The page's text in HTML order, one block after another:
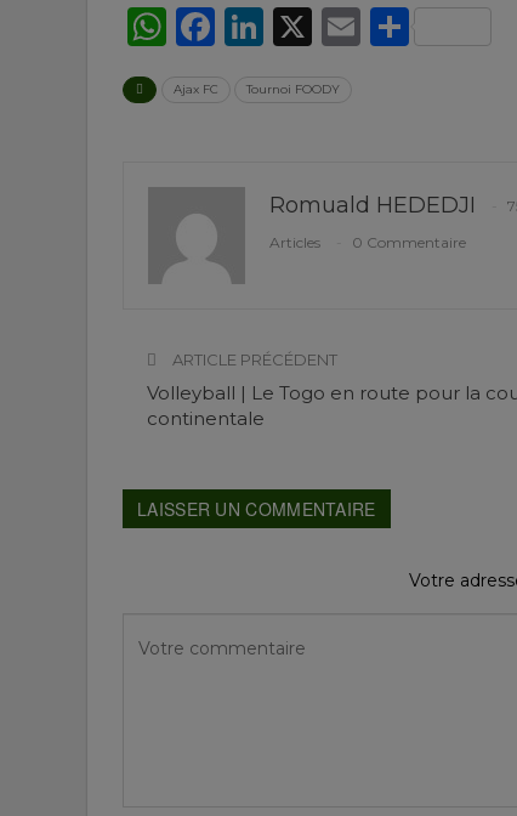
WhatsApp
Facebook
LinkedIn
X Email
Ajax FC Tournoi FOODY
Romuald HEDEDJI
Articles
0 Commentaire
ARTICLE PRÉCÉDENT
Volleyball | Le Togo en route pour la
continentale
LAISSER UN COMMENTAIRE
Votre